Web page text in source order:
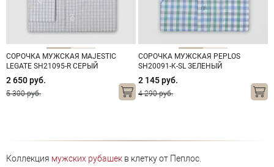
СОРОЧКА МУЖСКАЯ MAJESTIC
LEGATE SH21095-R СЕРЫЙ
2 650 руб.
5 300 руб.
СОРОЧКА МУЖСКАЯ PEPLOS
SH20091-K-SL ЗЕЛЕНЫЙ
2 145 руб.
4 290 руб.
Коллекция мужских рубашек в клетку от Пеплос.